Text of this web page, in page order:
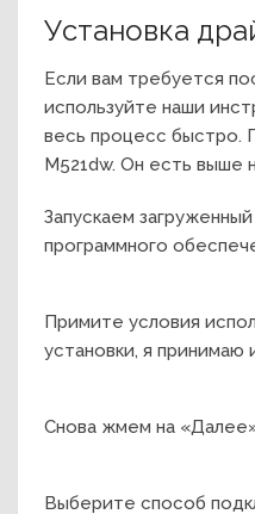
Установка
Если вам требуется
используйте наши
весь процесс быстро.
M521dw. Он есть выше
Запускаем
программного
Примите условия
установки, я
Снова жмем на
Выберите способ